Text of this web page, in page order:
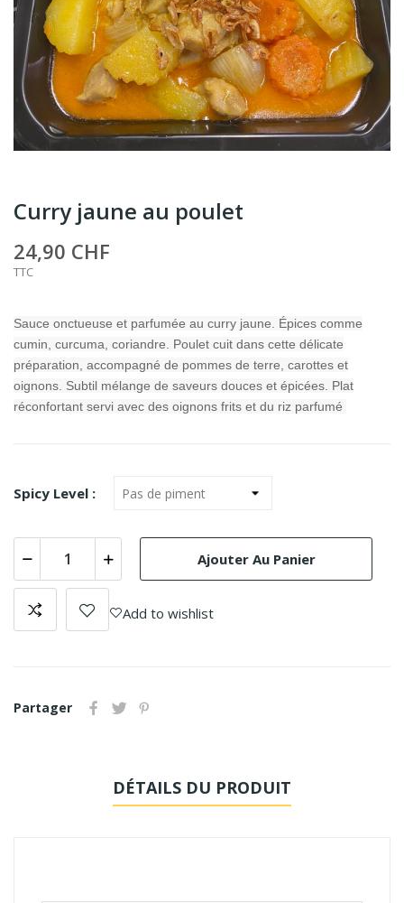
Curry jaune au poulet
24,90 CHF
TTC
Sauce onctueuse et parfumée au curry jaune. Épices comme
cumin, curcuma, coriandre. Poulet cuit dans cette délicate
préparation, accompagné de pommes de terre, carottes et
oignons. Subtil mélange de saveurs douces et épicées. Plat
réconfortant servi avec des oignons frits et du riz parfumé
Spicy Level :
Ajouter Au Panier
Add to wishlist
Partager
DÉTAILS DU PRODUIT